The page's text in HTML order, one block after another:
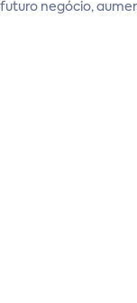
futuro negócio,